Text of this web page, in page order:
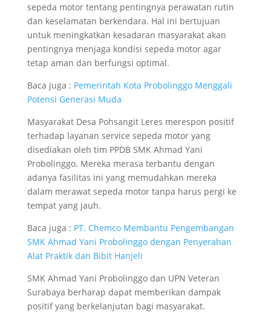
sepeda motor tentang pentingnya perawatan rutin
dan keselamatan berkendara. Hal ini bertujuan
untuk meningkatkan kesadaran masyarakat akan
pentingnya menjaga kondisi sepeda motor agar
tetap aman dan berfungsi optimal.
Baca juga : Pemerintah Kota Probolinggo Menggali
Potensi Generasi Muda
Masyarakat Desa Pohsangit Leres merespon positif
terhadap layanan service sepeda motor yang
disediakan oleh tim PPDB SMK Ahmad Yani
Probolinggo. Mereka merasa terbantu dengan
adanya fasilitas ini yang memudahkan mereka
dalam merawat sepeda motor tanpa harus pergi ke
tempat yang jauh.
Baca juga : PT. Chemco Membantu Pengembangan
SMK Ahmad Yani Probolinggo dengan Penyerahan
Alat Praktik dan Bibit Hanjeli
SMK Ahmad Yani Probolinggo dan UPN Veteran
Surabaya berharap dapat memberikan dampak
positif yang berkelanjutan bagi masyarakat.